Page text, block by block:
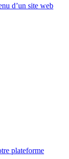
d’un site web
plateforme